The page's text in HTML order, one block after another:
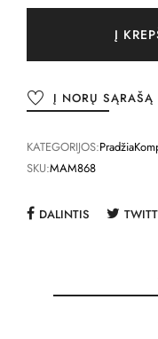
Į
Į NORŲ SĄRAŠĄ
KATEGORIJOS:Pradžia
SKU:MAM868
DALINTIS